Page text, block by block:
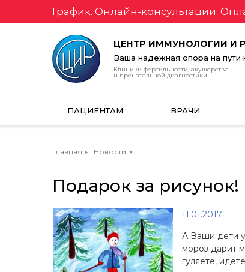
График. Онлайн-консультации.
ЦЕНТР ИММУНОЛОГИИ И
Ваша надежная опора на пути
Клиники фертильности, акушерства
и пренатальной диагностики
ПАЦИЕНТАМ ВРАЧИ
Главная Новости
Подарок за рисунок!
11.01.2017
А Ваши дети
мороз дарит
гуляете,